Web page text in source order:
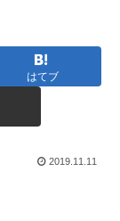
はてブ
2019.11.11